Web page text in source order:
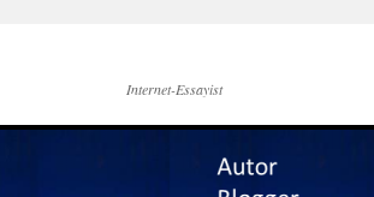
Internet-Essayist